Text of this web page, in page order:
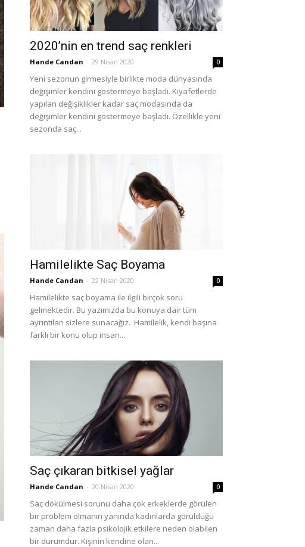
2020’nin en trend saç renkleri
Hande Candan - 29 Nisan 2020 0
Yeni sezonun girmesiyle birlikte moda dünyasında
değişimler kendini göstermeye başladı. Kıyafetlerde
yapılan değişiklikler kadar saç modasında da
değişimler kendini göstermeye başladı. Özellikle yeni
sezonda saç...
Hamilelikte Saç Boyama
Hande Candan - 22 Nisan 2020 0
Hamilelikte saç boyama ile ilgili birçok soru
gelmektedir. Bu yazımızda bu konuya dair tüm
ayrıntıları sizlere sunacağız. Hamilelik, kendi başına
farklı bir konu olup insan...
Saç çıkaran bitkisel yağlar
Hande Candan - 20 Nisan 2020 0
Saç dökülmesi sorunu daha çok erkeklerde görülen
bir problem olmanın yanında kadınlarda görüldüğü
zaman daha fazla psikolojik etkilere neden olabilen
bir durumdur. Kişinin kendine olan...